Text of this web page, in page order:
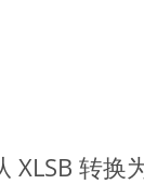
XLSB 转换